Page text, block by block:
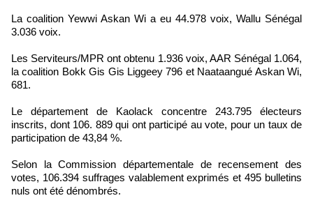
La coalition Yewwi Askan Wi a eu 44.978 voix, Wallu Sénégal
3.036 voix.
Les Serviteurs/MPR ont obtenu 1.936 voix, AAR Sénégal 1.064,
la coalition Bokk Gis Gis Liggeey 796 et Naataangué Askan Wi,
681.
Le département de Kaolack concentre 243.795 électeurs
inscrits, dont 106. 889 qui ont participé au vote, pour un taux de
participation de 43,84 %.
Selon la Commission départementale de recensement des
votes, 106.394 suffrages valablement exprimés et 495 bulletins
nuls ont été dénombrés.